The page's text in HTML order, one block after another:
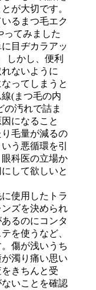
が大切です。
るまつ毛エク
ってみました
目ヂカラアッ
しかし、便利
ないように
ってしまうと
(まつ毛の内
の汚れで詰ま
になること
毛量が減るの
う悪循環を引
科医の立場か
して欲しいと
使用したトラ
ズを決められ
るのにコンタ
を使うなど、
傷が浅いうち
濁り痛い思い
きちんと受
いことを確認